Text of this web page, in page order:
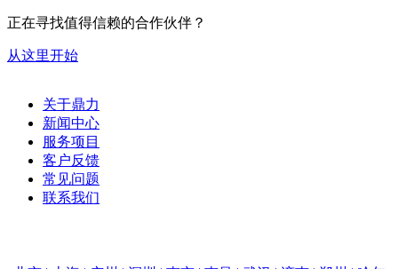
正在寻找值得信赖的合作伙伴？
从这里开始
关于鼎力
新闻中心
服务项目
客户反馈
常见问题
联系我们